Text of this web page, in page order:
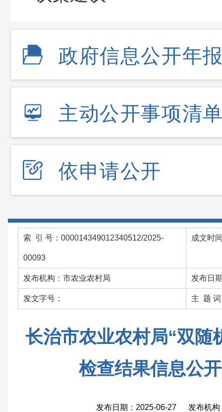
政府信息公开年
主动公开事项清
依申请公开
索 引 号：000014349012340512/2025-
00093
成文时
发布机构：市农业农村局 发布日
发文字号： 主 题 词
长治市农业农村局“双随
检查结果信息公
发布日期：2025-06-27 发布机构